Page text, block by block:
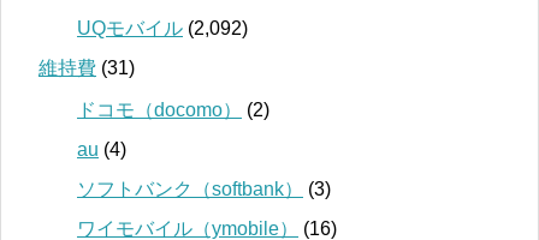
UQモバイル (2,092)
維持費 (31)
ドコモ（docomo）
(2)
au (4)
ソフトバンク（softbank）
(3)
ワイモバイル（ymobile）
(16)